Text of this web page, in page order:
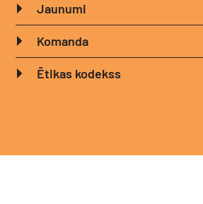
Jaunumi
Komanda
Ētikas kodekss